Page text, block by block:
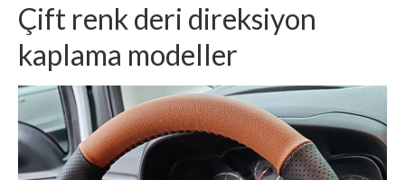
Çift renk deri direksiyon
kaplama modeller